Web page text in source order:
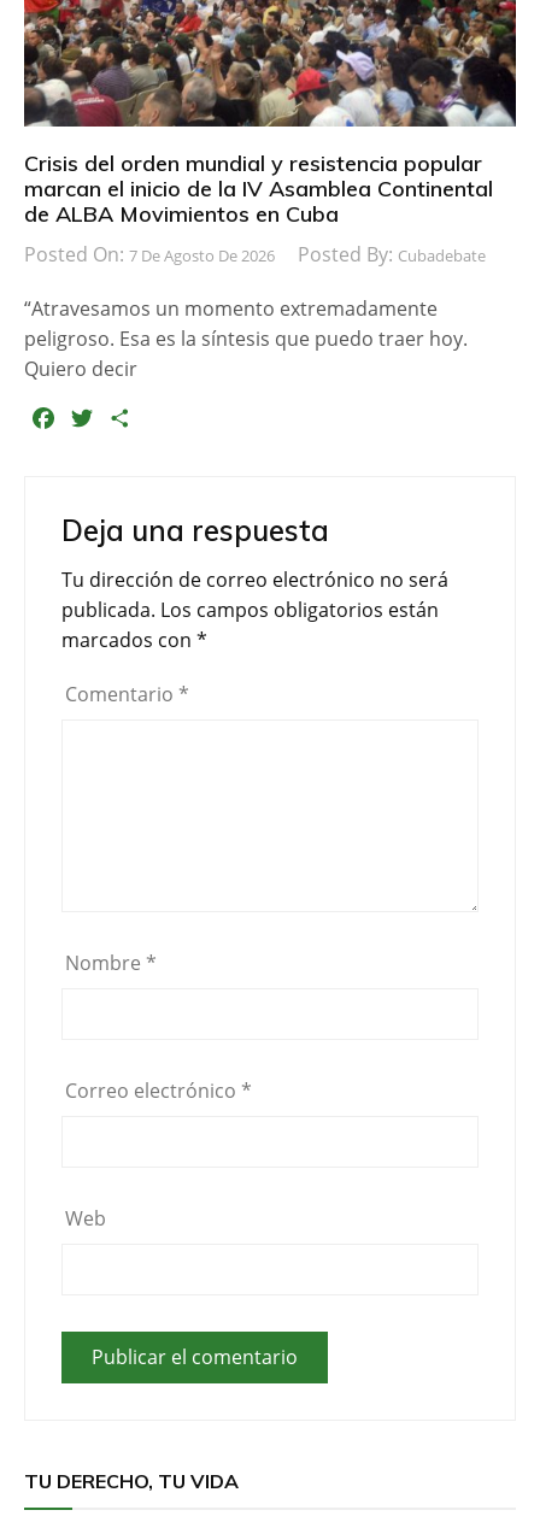
r
Crisis del orden mundial y resistencia popular
marcan el inicio de la IV Asamblea Continental
de ALBA Movimientos en Cuba
Posted On: 7 De Agosto De 2026 Posted By: Cubadebate
“Atravesamos un momento extremadamente
peligroso. Esa es la síntesis que puedo traer hoy.
Quiero decir
b
o
k
t
r
a
t
i
r
Deja una respuesta
Tu dirección de correo electrónico no será
publicada. Los campos obligatorios están
marcados con *
Comentario *
Nombre *
Correo electrónico *
Web
TU DERECHO, TU VIDA